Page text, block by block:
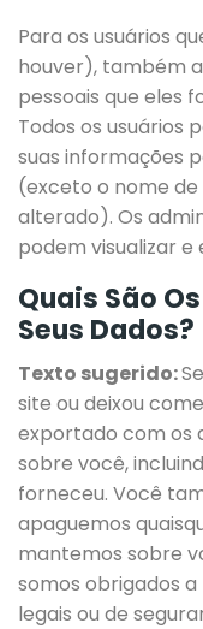
Para os usuários
houver), também
pessoais que eles
Todos os usuários
suas informações
(exceto o nome de
alterado). Os
podem visualizar e
Quais São
Seus Dados?
Texto sugerido:
site ou deixou
exportado com os
sobre você,
forneceu. Você
apaguemos
mantemos sobre
somos obrigados
legais ou de